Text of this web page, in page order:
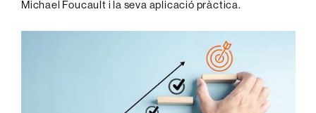
Michael Foucault i la seva aplicació pràctica.